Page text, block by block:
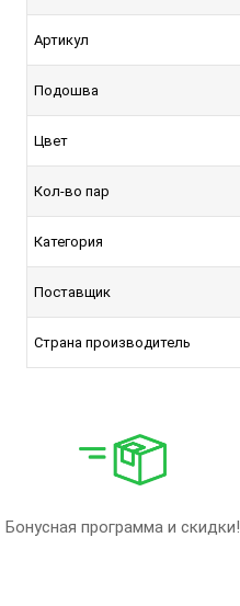
Артикул
Подошва
Цвет
Кол-во пар
Категория
Поставщик
Страна производитель
Бонусная программа и скидки!